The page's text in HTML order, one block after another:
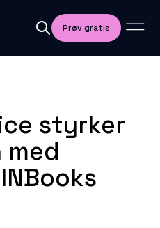
Prøv gratis
styrker
med